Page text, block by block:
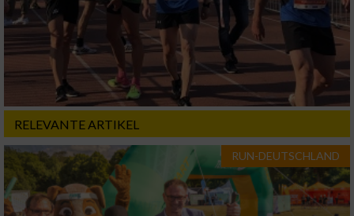
RELEVANTE ARTIKEL
RUN-DEUTSCHLAND